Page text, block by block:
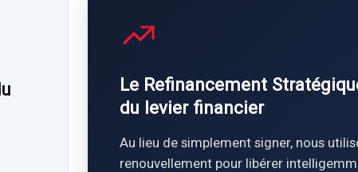
Le Refinancement
du levier financier
Au lieu de simplement signer, nous
renouvellement pour libérer